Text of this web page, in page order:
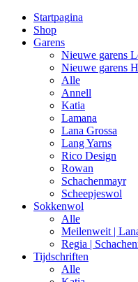
Startpagina
Shop
Garens
Nieuwe garens
Nieuwe garens
Alle
Annell
Katia
Lamana
Lana Grossa
Lang Yarns
Rico Design
Rowan
Schachenmayr
Scheepjeswol
Sokkenwol
Alle
Meilenweit |
Regia |
Tijdschriften
Alle